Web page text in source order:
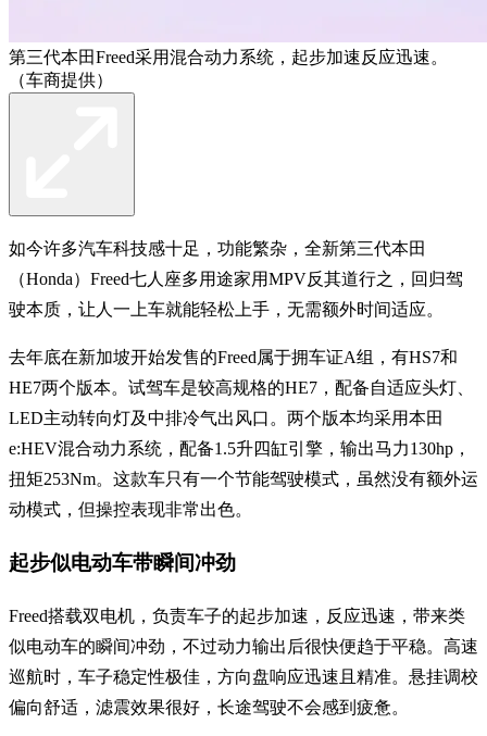
第三代本田Freed采用混合动力系统，起步加速反应迅速。
（车商提供）
如今许多汽车科技感十足，功能繁杂，全新第三代本田
（Honda）Freed七人座多用途家用MPV反其道行之，回归驾
驶本质，让人一上车就能轻松上手，无需额外时间适应。
去年底在新加坡开始发售的Freed属于拥车证A组，有HS7和
HE7两个版本。试驾车是较高规格的HE7，配备自适应头灯、
LED主动转向灯及中排冷气出风口。两个版本均采用本田
e:HEV混合动力系统，配备1.5升四缸引擎，输出马力130hp，
扭矩253Nm。这款车只有一个节能驾驶模式，虽然没有额外运
动模式，但操控表现非常出色。
起步似电动车带瞬间冲劲
Freed搭载双电机，负责车子的起步加速，反应迅速，带来类
似电动车的瞬间冲劲，不过动力输出后很快便趋于平稳。高速
巡航时，车子稳定性极佳，方向盘响应迅速且精准。悬挂调校
偏向舒适，滤震效果很好，长途驾驶不会感到疲惫。